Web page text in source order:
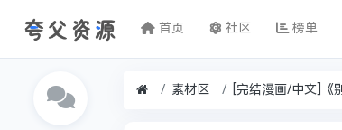
首页 社区 榜单
素材区